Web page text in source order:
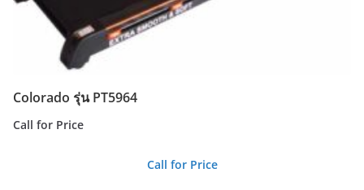
Colorado รุ่น PT5964
Call for Price
Call for Price